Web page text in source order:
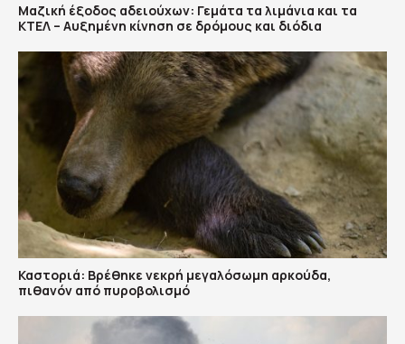
Μαζική έξοδος αδειούχων: Γεμάτα τα λιμάνια και τα
ΚΤΕΛ – Αυξημένη κίνηση σε δρόμους και διόδια
Καστοριά: Βρέθηκε νεκρή μεγαλόσωμη αρκούδα,
πιθανόν από πυροβολισμό